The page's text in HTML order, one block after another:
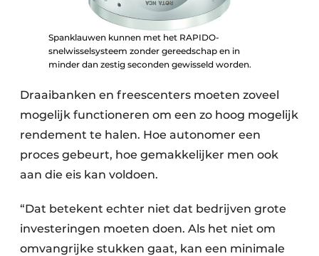
Spanklauwen kunnen met het RAPIDO-
snelwisselsysteem zonder gereedschap en in
minder dan zestig seconden gewisseld worden.
Draaibanken en freescenters moeten zoveel
mogelijk functioneren om een zo hoog mogelijk
rendement te halen. Hoe autonomer een
proces gebeurt, hoe gemakkelijker men ook
aan die eis kan voldoen.
“Dat betekent echter niet dat bedrijven grote
investeringen moeten doen. Als het niet om
omvangrijke stukken gaat, kan een minimale